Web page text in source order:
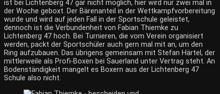
ist bei Lichtenberg 47 gar nicht möglich, hier wird nur zwei mal in
der Woche geboxt. Der Bärenanteil in der Wettkampfvorbereitung
wurde und wird auf jeden Fall in der Sportschule geleistet,
dennoch ist die Verbundenheit von Fabian Thiemke zu
Lichtenberg 47 hoch. Bei Turnieren, die vom Verein organisiert
werden, packt der Sportschüler auch gern mal mit an, um den
Ring aufzubauen. Das übrigens gemeinsam mit Stefan Härtel, der
mittlerweile als Profi-Boxen bei Sauerland unter Vertrag steht. An
Bodenständigkeit mangelt es Boxern aus der Lichtenberg 47
Schule also nicht.